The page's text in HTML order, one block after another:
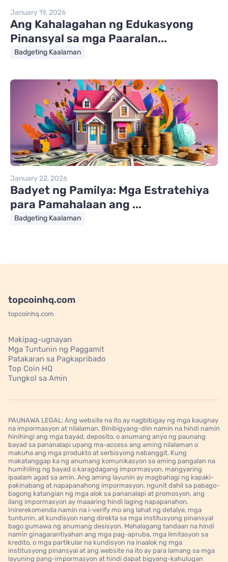
January 19, 2026
Ang Kahalagahan ng Edukasyong
Pinansyal sa mga Paaralan...
Badgeting Kaalaman
January 22, 2026
Badyet ng Pamilya: Mga Estratehiya
para Pamahalaan ang ...
Badgeting Kaalaman
topcoinhq.com
topcoinhq.com
Makipag-ugnayan
Mga Tuntunin ng Paggamit
Patakaran sa Pagkapribado
Top Coin HQ
Tungkol sa Amin
PAUNAWA LEGAL: Ang website na ito ay nagbibigay ng mga kaugnay
na impormasyon at nilalaman. Binibigyang-diin namin na hindi namin
hinihingi ang mga bayad, deposito, o anumang anyo ng paunang
bayad sa pananalapi upang ma-access ang aming nilalaman o
makuha ang mga produkto at serbisyong nabanggit. Kung
makatanggap ka ng anumang komunikasyon sa aming pangalan na
humihiling ng bayad o karagdagang impormasyon, mangyaring
ipaalam agad sa amin. Ang aming layunin ay magbahagi ng kapaki-
pakinabang at napapanahong impormasyon, ngunit dahil sa pabago-
bagong katangian ng mga alok sa pananalapi at promosyon, ang
ilang impormasyon ay maaaring hindi laging napapanahon.
Inirerekomenda namin na i-verify mo ang lahat ng detalye, mga
tuntunin, at kundisyon nang direkta sa mga institusyong pinansyal
bago gumawa ng anumang desisyon. Mahalagang tandaan na hindi
namin ginagarantiyahan ang mga pag-apruba, mga limitasyon sa
kredito, o mga partikular na kundisyon na inaalok ng mga
institusyong pinansyal at ang website na ito ay para lamang sa mga
layuning pang-impormasyon at hindi dapat bigyang-kahulugan